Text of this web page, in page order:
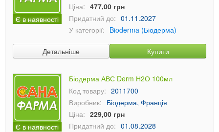
Є в наявності
Ціна: 477,00 грн
Придатний до: 01.11.2027
У категорії: Bioderma (Біодерма)
Детальніше Купити
Є в наявності
Біодерма АВС Derm Н2О 100мл
Код товару: 2011700
Виробник: Біодерма, Франція
Ціна: 229,00 грн
Придатний до: 01.08.2028